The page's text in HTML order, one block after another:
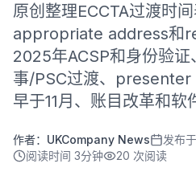
原创整理ECCTA过渡时
appropriate address和
2025年ACSP和身份验
事/PSC过渡、
早于11月、账目改革和软
作者： UKCompany News 发布于
阅读时间 3分钟 20 次阅读